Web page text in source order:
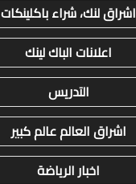
اشراق لنك، شراء باكلينكات
اعلانات الباك لينك
التدريس
اشراق العالم عالم كبير
اخبار الرياضة